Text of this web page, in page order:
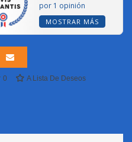
por 1 opinión
MOSTRAR MÁS
0 A Lista De Deseos